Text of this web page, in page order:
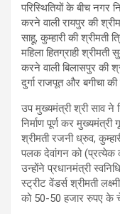
परिस्थितियों के बीच नगर
करने वाली रायपुर की
साहू, कुम्हारी की श्रीमती
महिला हितग्राही श्रीमती
करने वाली बिलासपुर की
दुर्गा राजपूत और बगीचा
उप मुख्यमंत्री श्री साव ने
निर्माण पूर्ण कर
श्रीमती रजनी ध्रुव,
पलक देवांगन को (प्रत्येक
उन्होंने प्रधानमंत्री
स्ट्रीट वेंडर्स श्रीमती
को 50-50 हजार रुपए के